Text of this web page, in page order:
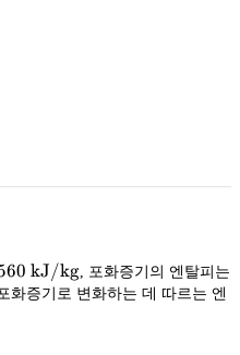
kg}
kg
kJ/kg , 포화증기의 엔탈피는
화증기로 변화하는 데 따르는 엔
K}